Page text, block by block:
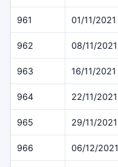
961 01/11/2021
962 08/11/2021
963 16/11/2021
964 22/11/2021
965 29/11/2021
966 06/12/2021